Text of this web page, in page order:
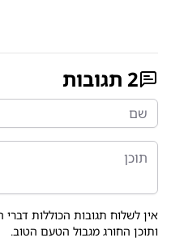
2 תגובות
אין לשלוח תגובות הכוללות
ותוכן החורג מגבול הטעם הטוב.